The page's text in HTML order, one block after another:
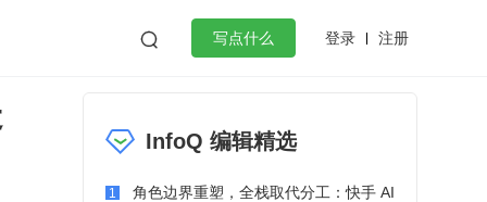
 写点什么 登录 注册
作
微服务架构 flutter
InfoQ 编辑精选
1
角色边界重塑，全栈取代分工：快手 AI